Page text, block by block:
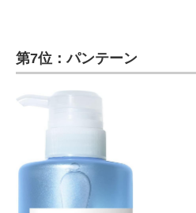
第7位：パンテーン